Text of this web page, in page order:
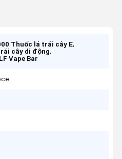
Thuốc lá trái cây E,
cây di động,
Vape Bar